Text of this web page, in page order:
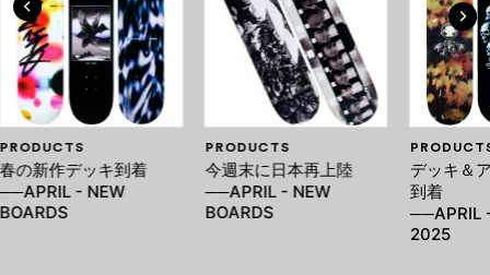
PRODUCTS
春の新作デッキ到着
──APRIL - NEW
BOARDS
PRODUCTS
今週末に日本再上陸
──APRIL - NEW
BOARDS
デッキ＆
到着
──APRIL
2025